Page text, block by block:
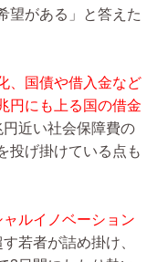
望がある」と答えた
、国債や借入金など
円にも上る国の借金
円近い社会保障費の
投げ掛けている点も
ルイノベーション
若者が詰め掛け、